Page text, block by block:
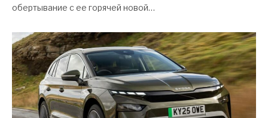
обертывание с ее горячей новой…